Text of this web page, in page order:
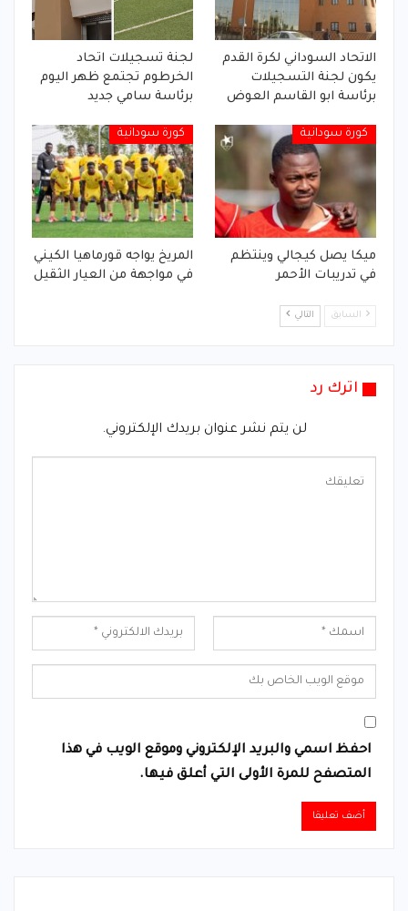
الاتحاد السوداني لكرة القدم
يكون لجنة التسجيلات
برئاسة ابو القاسم العوض
لجنة تسجيلات اتحاد
الخرطوم تجتمع ظهر اليوم
برئاسة سامي جديد
كورة سودانية
ميكا يصل كيجالي وينتظم
في تدريبات الأحمر
كورة سودانية
المريخ يواجه قورماهيا الكيني
في مواجهة من العيار الثقيل
السابق التالي
اترك رد
لن يتم نشر عنوان بريدك الإلكتروني.
احفظ اسمي والبريد الإلكتروني وموقع الويب في هذا
المتصفح للمرة الأولى التي أعلق فيها.